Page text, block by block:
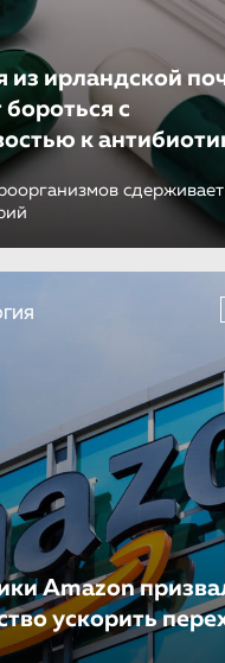
из ирландской
с
к
сдерживает
Amazon
ускорить